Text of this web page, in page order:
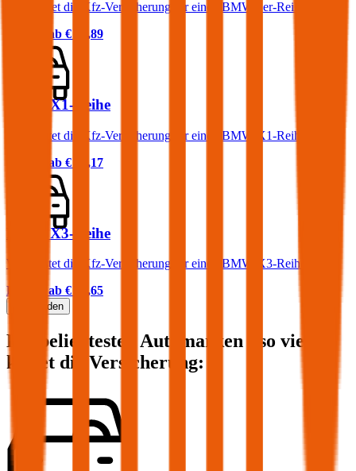
Was kostet die Kfz-Versicherung für einen BMW 1er-Reihe?
Prämie ab € 72,89
BMW X1-Reihe
Was kostet die Kfz-Versicherung für einen BMW X1-Reihe?
Prämie ab € 84,17
BMW X3-Reihe
Was kostet die Kfz-Versicherung für einen BMW X3-Reihe?
Prämie ab € 83,65
Mehr laden
Die beliebtesten Automarken - so viel
kostet die Versicherung: